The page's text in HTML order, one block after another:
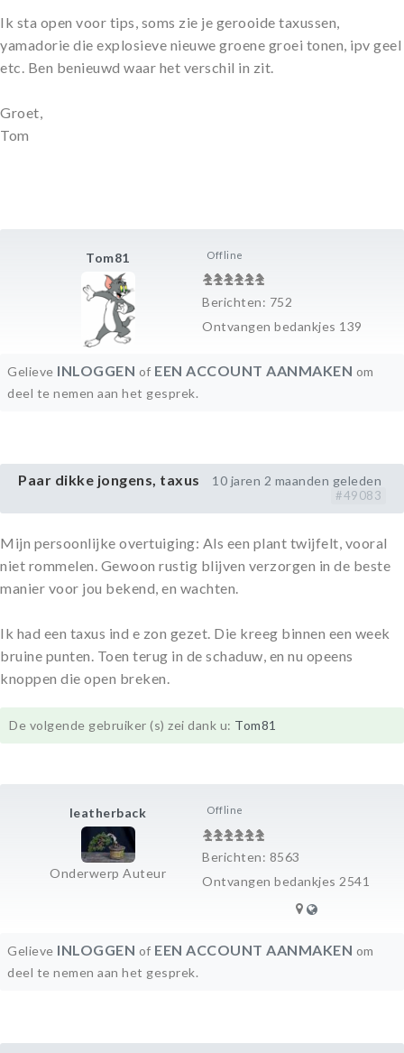
Tom81 Offline
Berichten: 752
Ontvangen bedankjes 139
Ik sta open voor tips, soms zie je gerooide taxussen,
yamadorie die explosieve nieuwe groene groei tonen, ipv geel
etc. Ben benieuwd waar het verschil in zit.
Groet,
Tom
Gelieve INLOGGEN of EEN ACCOUNT AANMAKEN om
deel te nemen aan het gesprek.
Paar dikke jongens, taxus 10 jaren 2 maanden geleden
#49083
leatherback
Onderwerp Auteur
Offline
Berichten: 8563
Ontvangen bedankjes 2541
Mijn persoonlijke overtuiging: Als een plant twijfelt, vooral
niet rommelen. Gewoon rustig blijven verzorgen in de beste
manier voor jou bekend, en wachten.
Ik had een taxus ind e zon gezet. Die kreeg binnen een week
bruine punten. Toen terug in de schaduw, en nu opeens
knoppen die open breken.
De volgende gebruiker (s) zei dank u: Tom81
Gelieve INLOGGEN of EEN ACCOUNT AANMAKEN om
deel te nemen aan het gesprek.